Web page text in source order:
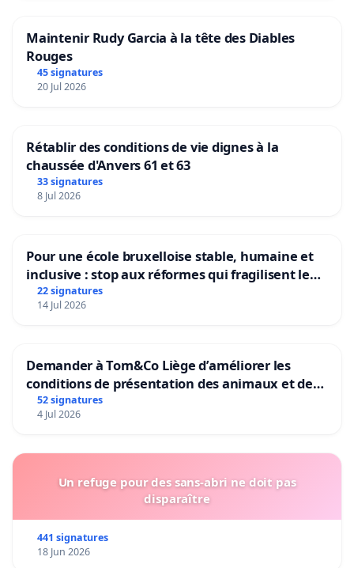
Maintenir Rudy Garcia à la tête des Diables
Rouges
45 signatures
20 Jul 2026
Rétablir des conditions de vie dignes à la
chaussée d'Anvers 61 et 63
33 signatures
8 Jul 2026
Pour une école bruxelloise stable, humaine et
inclusive : stop aux réformes qui fragilisent le
primaire
22 signatures
14 Jul 2026
Demander à Tom&Co Liège d’améliorer les
conditions de présentation des animaux et de
mettre fin à la vente d’animaux en magasin
52 signatures
4 Jul 2026
Un refuge pour des sans-abri ne doit pas
disparaître
441 signatures
18 Jun 2026